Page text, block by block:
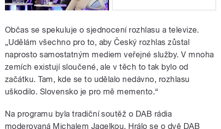
Občas se spekuluje o sjednocení rozhlasu a televize.
„Udělám všechno pro to, aby Český rozhlas zůstal
naprosto samostatným mediem veřejné služby. V mnoha
zemích existují sloučené, ale v těch to tak bylo od
začátku. Tam, kde se to udělalo nedávno, rozhlasu
uškodilo. Slovensko je pro mě memento.“
Na programu byla tradiční soutěž o DAB rádia
moderovaná Michalem Jagelkou. Hrálo se o dvě DAB